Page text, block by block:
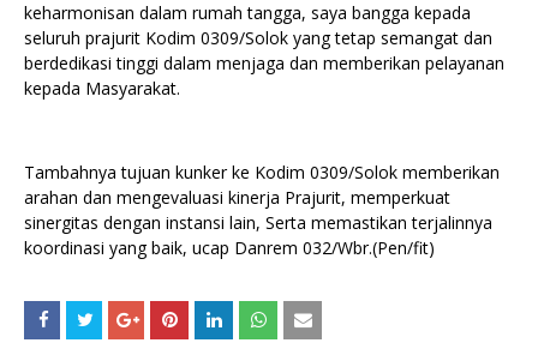
keharmonisan dalam rumah tangga, saya bangga kepada
seluruh prajurit Kodim 0309/Solok yang tetap semangat dan
berdedikasi tinggi dalam menjaga dan memberikan pelayanan
kepada Masyarakat.
Tambahnya tujuan kunker ke Kodim 0309/Solok memberikan
arahan dan mengevaluasi kinerja Prajurit, memperkuat
sinergitas dengan instansi lain, Serta memastikan terjalinnya
koordinasi yang baik, ucap Danrem 032/Wbr.(Pen/fit)